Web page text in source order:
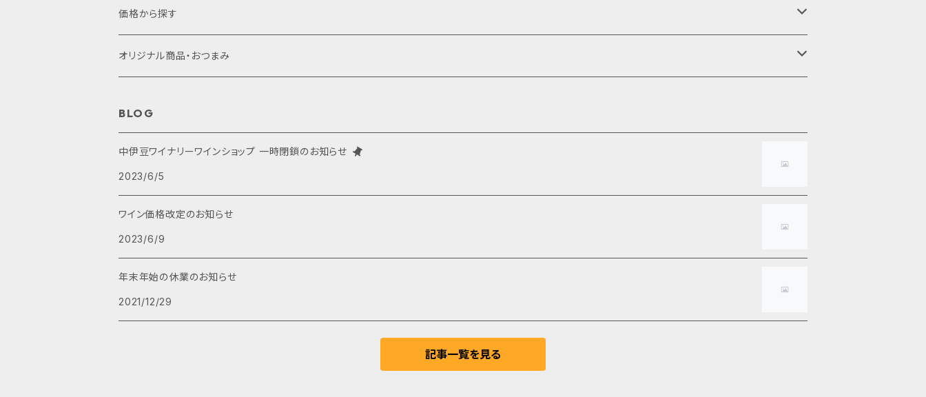
ギフトセット
プレミアムシリーズ
サクラアワード2022
ロゼワイン
スパークリングワイン
ブランデー
価格から探す
1,000円未満
3,000円～4,000円
オリジナル商品・おつまみ
BLOG
中伊豆ワイナリーワインショップ 一時閉鎖のお知らせ
2023/6/5
ワイン価格改定のお知らせ
2023/6/9
年末年始の休業のお知らせ
2021/12/29
記事一覧を見る